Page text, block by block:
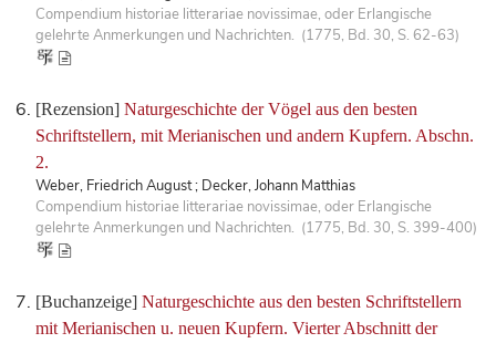
Compendium historiae litterariae novissimae, oder Erlangische
gelehrte Anmerkungen und Nachrichten. (1775, Bd. 30, S. 62-63)
[Rezension] Naturgeschichte der Vögel aus den besten
Schriftstellern, mit Merianischen und andern Kupfern. Abschn.
2.
Weber, Friedrich August ; Decker, Johann Matthias
Compendium historiae litterariae novissimae, oder Erlangische
gelehrte Anmerkungen und Nachrichten. (1775, Bd. 30, S. 399-400)
[Buchanzeige] Naturgeschichte aus den besten Schriftstellern
mit Merianischen u. neuen Kupfern. Vierter Abschnitt der